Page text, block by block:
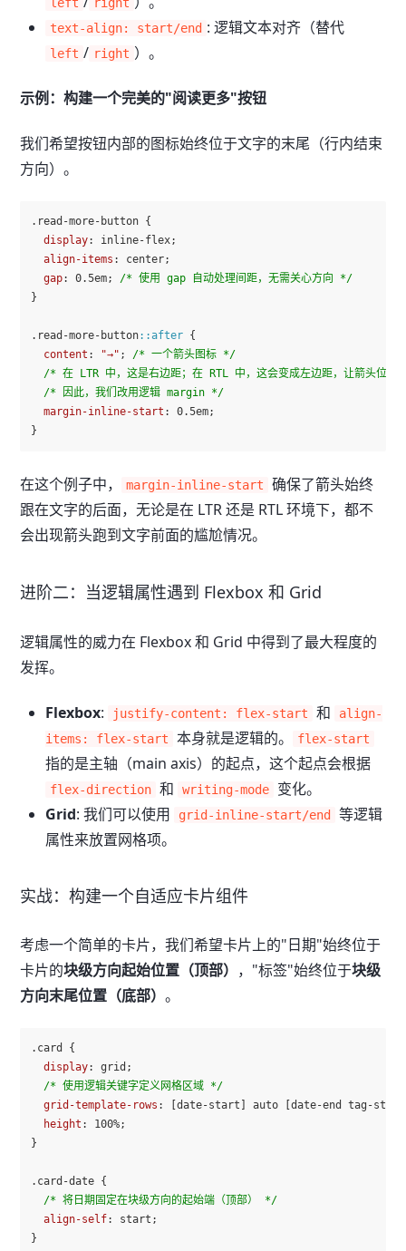
text-align: start/end : 逻辑文本对齐（替代
left / right ）。
示例：构建一个完美的"阅读更多"按钮
我们希望按钮内部的图标始终位于文字的末尾（行内结束
方向）。
.read-more-button {
display: inline-flex;
align-items : center;
gap: 0.5em; /* 使用 gap 自动处理间距，无需关心方向 */
}
.read-more-button::after {
content : "→" ; /* 一个箭头图标 */
/* 在 LTR 中，这是右边距；在 RTL 中，这会变成左边距，让箭头位于
/* 因此，我们改用逻辑 margin */
margin-inline-start : 0.5em;
在这个例子中， margin-inline-start
确保了箭头始终
跟在文字的后面，无论是在 LTR 还是 RTL 环境下，都不
会出现箭头跑到文字前面的尴尬情况。
进阶二：当逻辑属性遇到 Flexbox 和 Grid
逻辑属性的威力在 Flexbox 和 Grid 中得到了最大程度的
发挥。
Flexbox: justify-content: flex-start 和
align-
items: flex-start
本身就是逻辑的。 flex-start
指的是主轴（main axis）的起点，这个起点会根据
flex-direction 和 writing-mode
变化。
Grid: 我们可以使用 grid-inline-start/end
等逻辑
属性来放置网格项。
实战：构建一个自适应卡片组件
考虑一个简单的卡片，我们希望卡片上的"日期"始终位于
卡片的块级方向起始位置（顶部） ，"标签"始终位于块级
方向末尾位置（底部）。
.card
{
display: grid;
/* 使用逻辑关键字定义网格区域 */
grid-template-rows : [date-start] auto [date-end tag-
height : 100%;
}
.card-date {
/* 将日期固定在块级方向的起始端（顶部） */
align-self: start;
}